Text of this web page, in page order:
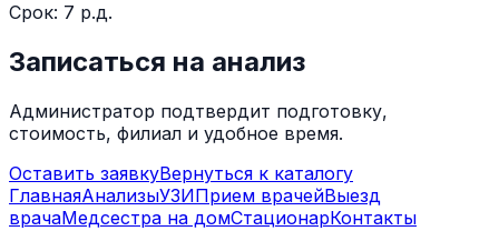
Срок: 7 р.д.
Записаться на анализ
Администратор подтвердит подготовку,
стоимость, филиал и удобное время.
Оставить заявкуВернуться к каталогу
ГлавнаяАнализыУЗИПрием врачейВыезд
врачаМедсестра на домСтационарКонтакты